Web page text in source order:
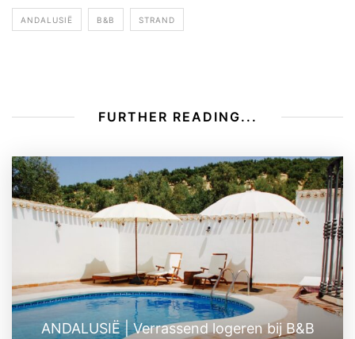
ANDALUSIË B&B STRAND
FURTHER READING...
ANDALUSIË | Verrassend logeren bij B&B